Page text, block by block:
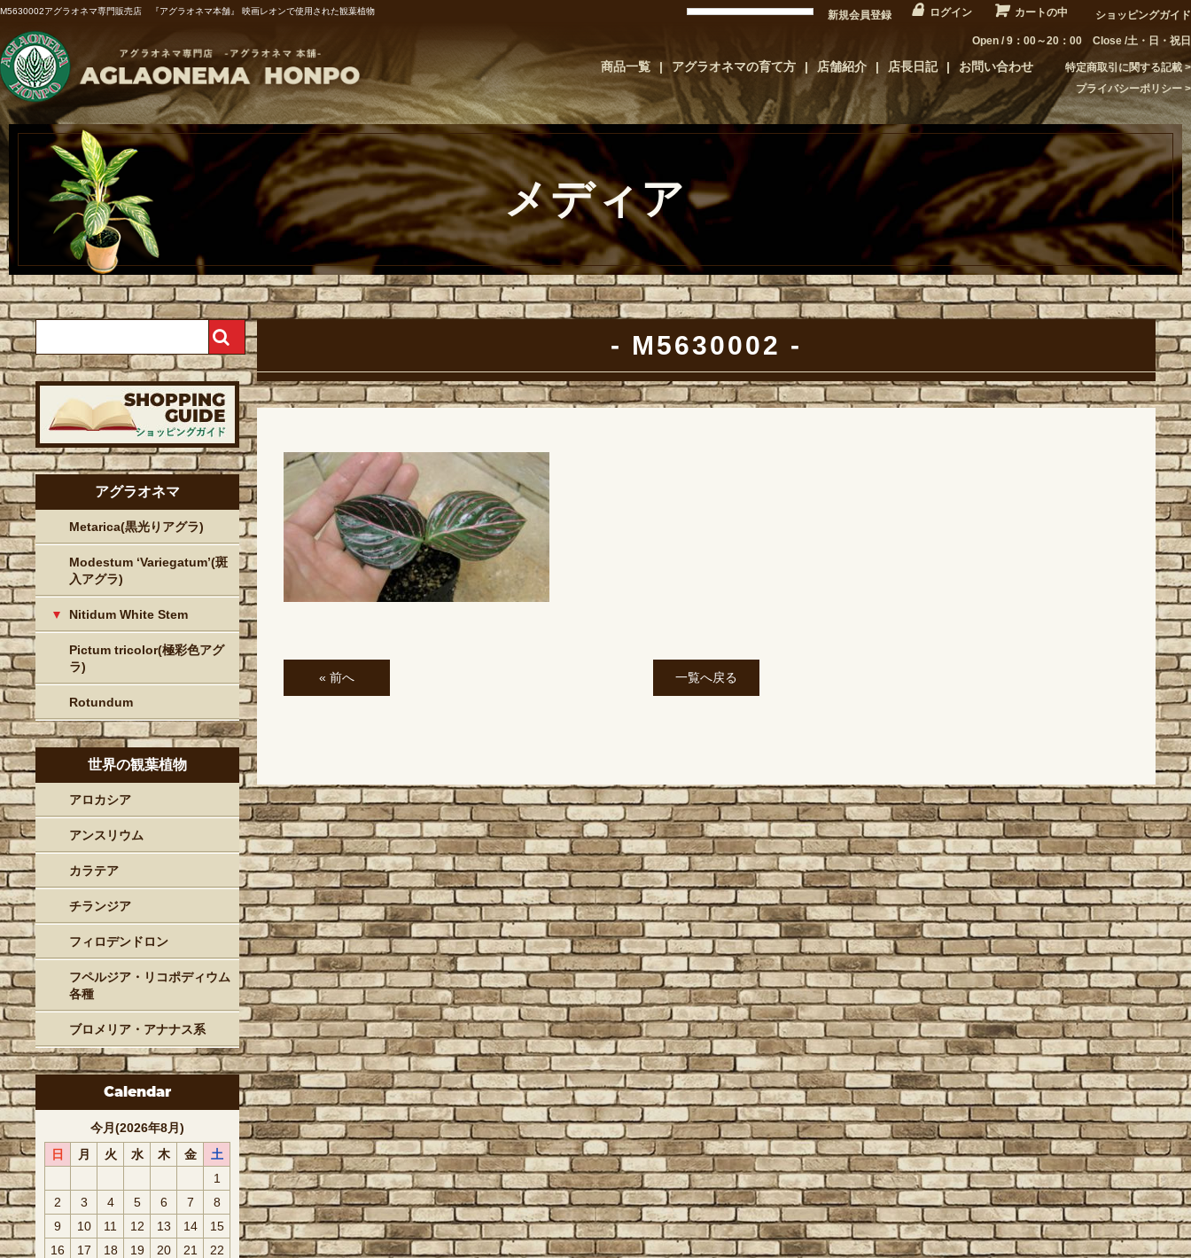
M5630002アグラオネマ専門販売店 『アグラオネマ本舗』 映画レオンで使用された観葉植物 新規会員登録 ログイン カートの中 ショッピングガイド
Open / 9：00～20：00 Close /土・日・祝日
商品一覧 アグラオネマの育て方 店舗紹介 店長日記 お問い合わせ
特定商取引に関する記載
プライバシーポリシー
メディア
M5630002
« 前へ 一覧へ戻る
アグラオネマ
Metarica(黒光りアグラ)
Modestum ‘Variegatum’(斑
入アグラ)
Nitidum White Stem
Pictum tricolor(極彩色アグ
ラ)
Rotundum
世界の観葉植物
アロカシア
アンスリウム
カラテア
チランジア
フィロデンドロン
フペルジア・リコポディウム
各種
ブロメリア・アナナス系
Calendar
今月(2026年8月)
日
月 火 水 木 金
土
1
2
3 4 5 6 7
8
9
10 11 12 13 14
15
16
17 18 19 20 21
22